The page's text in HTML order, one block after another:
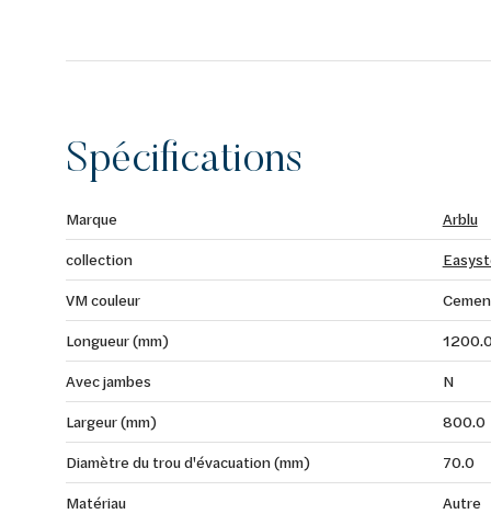
Spécifications
Marque
Arblu
collection
VM couleur
Longueur (mm)
1200.0
Avec jambes
N
Largeur (mm)
800.0
Diamètre du trou d'évacuation (mm)
70.0
Matériau
Autre